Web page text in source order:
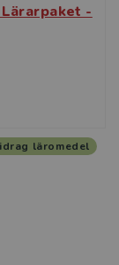
-
läromedel